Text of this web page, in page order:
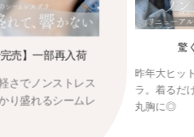
完売】一部再入荷
さでノンストレス
り盛れるシームレ
驚
昨年大ヒッ
ラ。着るだ
丸胸に◎